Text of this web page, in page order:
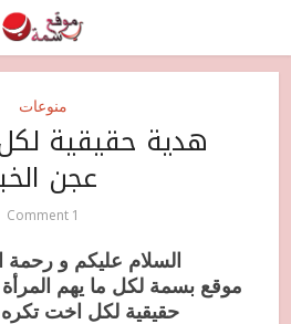
منوعات
هدية حقيقية
عجن
1 Comment
السلام عليكم و رحمة
موقع بسمة لكل ما يهم المرأة
حقيقية لكل اخت